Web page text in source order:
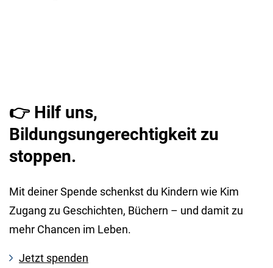
👉 Hilf uns,
Bildungsungerechtigkeit zu
stoppen.
Mit deiner Spende schenkst du Kindern wie Kim
Zugang zu Geschichten, Büchern – und damit zu
mehr Chancen im Leben.
Jetzt spenden